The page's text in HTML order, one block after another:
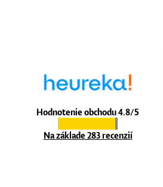
Hodnotenie obchodu 4.8/5
Na základe 283 recenzií
It is a great shop where they help you